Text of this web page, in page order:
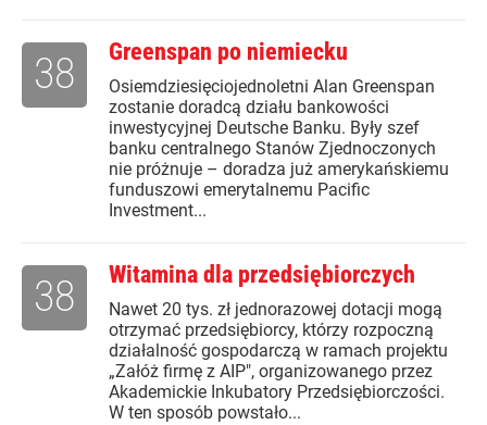
Greenspan po niemiecku
Osiemdziesięciojednoletni Alan Greenspan
zostanie doradcą działu bankowości
inwestycyjnej Deutsche Banku. Były szef
banku centralnego Stanów Zjednoczonych
nie próżnuje – doradza już amerykańskiemu
funduszowi emerytalnemu Pacific
Investment...
38
Witamina dla przedsiębiorczych
Nawet 20 tys. zł jednorazowej dotacji mogą
otrzymać przedsiębiorcy, którzy rozpoczną
działalność gospodarczą w ramach projektu
„Załóż firmę z AIP", organizowanego przez
Akademickie Inkubatory Przedsiębiorczości.
W ten sposób powstało...
38